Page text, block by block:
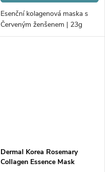
Esenční kolagenová maska s
Červeným ženšenem | 23g
Dermal Korea Rosemary
Collagen Essence Mask